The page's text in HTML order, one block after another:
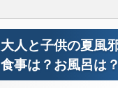
大人と子供の夏風
食事は？お風呂は？